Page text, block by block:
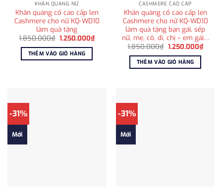
KHĂN QUÀNG NỮ
Khăn quàng cổ cao cấp len
Cashmere cho nữ KQ-WD10
làm quà tặng
1.850.000₫ Giá
là:
1.850.000₫.
1.250.000₫Giá
THÊM VÀO GIỎ HÀNG
CASHMERE CAO CẤP
Khăn quàng cổ cao cấp len
Cashmere cho nữ KQ-WD10
làm quà tặng bạn gái, sếp
nữ, mẹ, cô, dì, chị – em gái…
1.850.000₫ Giá
là:
1.850.000₫.
1.250.000₫Giá
THÊM VÀO GIỎ HÀNG
-31%
Mới
-31%
Mới